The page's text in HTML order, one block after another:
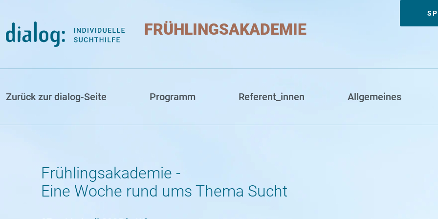
FRÜHLINGSAKADEMIE
Zurück zur dialog-Seite Programm Referent_innen Allgemeines
Frühlingsakademie -
Eine Woche rund ums Thema Sucht